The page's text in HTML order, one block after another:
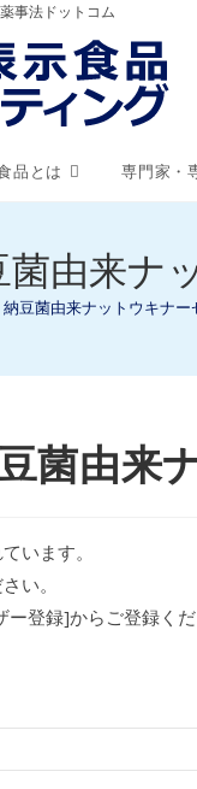
事法ドットコム
品とは 専門家・
菌由来ナ
納豆菌由来ナットウキナー
菌由来
います。
い。
登録]からご登録くだ